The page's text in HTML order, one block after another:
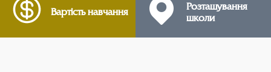
Вартість навчання
Розташування
школи